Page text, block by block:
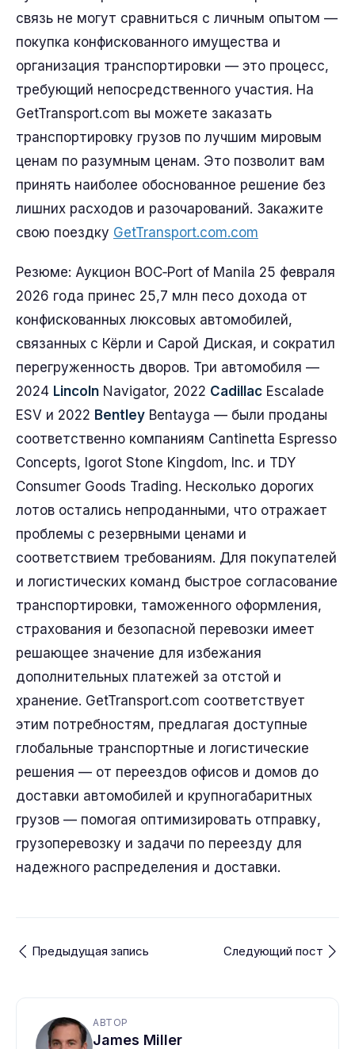
связь не могут сравниться с личным опытом —
покупка конфискованного имущества и
организация транспортировки — это процесс,
требующий непосредственного участия. На
GetTransport.com вы можете заказать
транспортировку грузов по лучшим мировым
ценам по разумным ценам. Это позволит вам
принять наиболее обоснованное решение без
лишних расходов и разочарований. Закажите
свою поездку GetTransport.com.com
Резюме: Аукцион BOC‑Port of Manila 25 февраля
2026 года принес 25,7 млн песо дохода от
конфискованных люксовых автомобилей,
связанных с Кёрли и Сарой Диская, и сократил
перегруженность дворов. Три автомобиля —
2024 Lincoln Navigator, 2022 Cadillac Escalade
ESV и 2022 Bentley Bentayga — были проданы
соответственно компаниям Cantinetta Espresso
Concepts, Igorot Stone Kingdom, Inc. и TDY
Consumer Goods Trading. Несколько дорогих
лотов остались непроданными, что отражает
проблемы с резервными ценами и
соответствием требованиям. Для покупателей
и логистических команд быстрое согласование
транспортировки, таможенного оформления,
страхования и безопасной перевозки имеет
решающее значение для избежания
дополнительных платежей за отстой и
хранение. GetTransport.com соответствует
этим потребностям, предлагая доступные
глобальные транспортные и логистические
решения — от переездов офисов и домов до
доставки автомобилей и крупногабаритных
грузов — помогая оптимизировать отправку,
грузоперевозку и задачи по переезду для
надежного распределения и доставки.
Предыдущая запись Следующий пост
АВТОР
James Miller